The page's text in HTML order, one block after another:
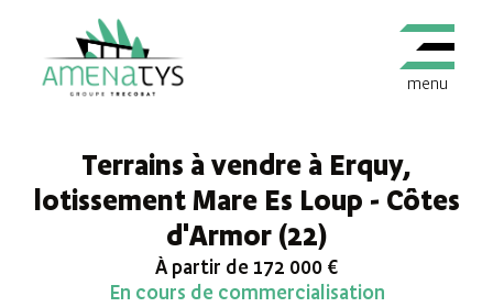
menu
Terrains à vendre à Erquy,
lotissement Mare Es Loup - Côtes
d'Armor (22)
À partir de 172 000 €
En cours de commercialisation